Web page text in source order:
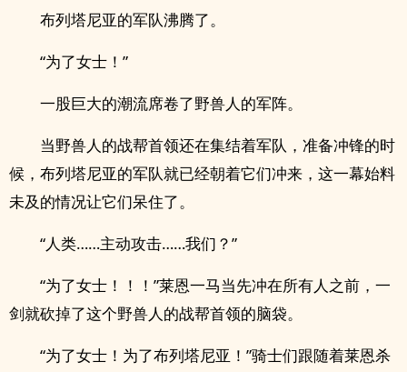
布列塔尼亚的军队沸腾了。
“为了女士！”
一股巨大的潮流席卷了野兽人的军阵。
当野兽人的战帮首领还在集结着军队，准备冲锋的时
候，布列塔尼亚的军队就已经朝着它们冲来，这一幕始料
未及的情况让它们呆住了。
“人类……主动攻击……我们？”
“为了女士！！！”莱恩一马当先冲在所有人之前，一
剑就砍掉了这个野兽人的战帮首领的脑袋。
“为了女士！为了布列塔尼亚！”骑士们跟随着莱恩杀